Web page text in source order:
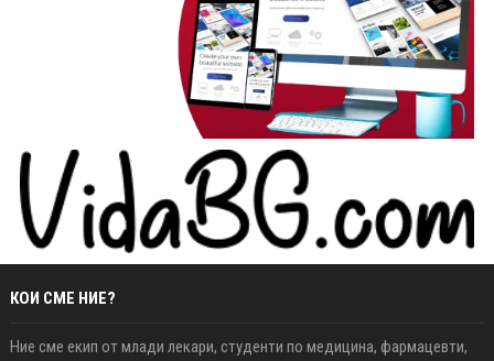
КОИ СМЕ НИЕ?
Ние сме екип от млади лекари, студенти по медицина, фармацевти,